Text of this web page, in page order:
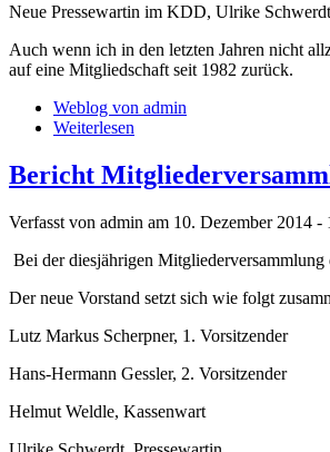
Neue Pressewartin im KDD, Ulrike
Auch wenn ich in den letzten Jahren nicht
auf eine Mitgliedschaft seit 1982 zurück.
Weblog von admin
Weiterlesen
Bericht
Verfasst von admin am 10. Dezember 2014 -
Bei der diesjährigen
Der neue Vorstand setzt sich wie folgt
Lutz Markus Scherpner, 1. Vorsitzender
Hans-Hermann Gessler, 2. Vorsitzender
Helmut Weldle, Kassenwart